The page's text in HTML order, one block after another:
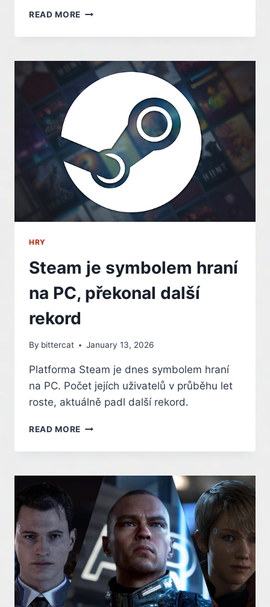
READ MORE NA
I
SI
MŮŽETE
VYZKOUŠET
FRONTIERS
PANDORA
–
INDIAN
HRY
Steam je symbolem hraní
na PC, překonal další
rekord
By bittercat January 13, 2026
Platforma Steam je dnes symbolem hraní
na PC. Počet jejích uživatelů v průběhu let
roste, aktuálně padl další rekord.
READ MORE STEAM
SYMBOLEM
NA
PŘEKONAL
DALŠÍ
REKORD